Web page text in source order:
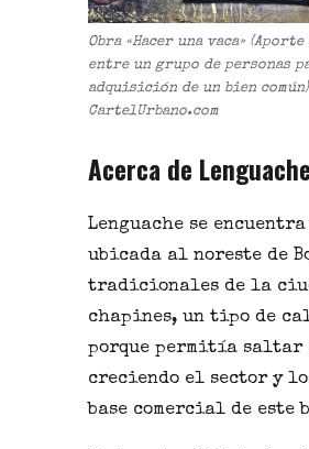
Obra «Hacer una vaca»
entre un grupo de personas
adquisición de un bien
CartelUrbano.com
Acerca de
Lenguache se
ubicada al noreste de
tradicionales de la
chapines, un tipo de
porque permitía saltar
creciendo el sector y
base comercial de